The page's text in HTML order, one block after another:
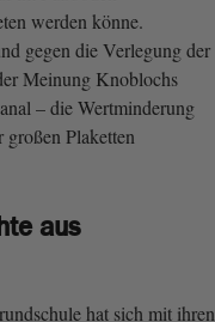
werden könne.
gegen die Verlegung der
Meinung Knoblochs
– die Wertminderung
Plaketten
aus
hat sich mit ihren